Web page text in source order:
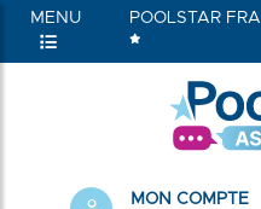
MENU POOLSTAR
MON COMPTE